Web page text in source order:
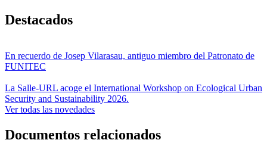
Destacados
En recuerdo de Josep Vilarasau, antiguo miembro del Patronato de
FUNITEC
La Salle-URL acoge el International Workshop on Ecological Urban
Security and Sustainability 2026.
Ver todas las novedades
Documentos relacionados